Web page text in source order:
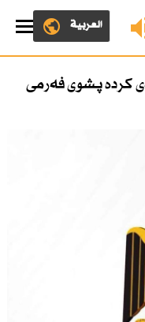
العربية
كردە پشوی فەرمی